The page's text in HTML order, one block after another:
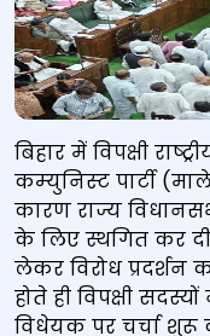
बिहार में विपक्षी
कम्‍युनिस्‍ट पार्टी
कारण राज्य
के लिए स्थगित कर
लेकर विरोध प्रदर्शन
होते ही विपक्षी
विधेयक पर चर्चा शुरू